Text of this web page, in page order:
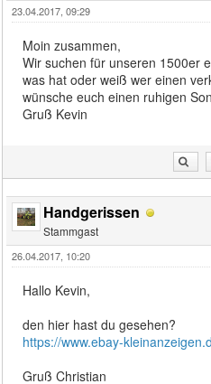
23.04.2017, 09:29
Moin zusammen,
Wir suchen für unseren 1500er
was hat oder weiß wer einen
wünsche euch einen ruhigen
Gruß Kevin
Handgerissen
Stammgast
26.04.2017, 10:20
Hallo Kevin,
den hier hast du gesehen?
https://www.ebay-
Gruß Christian